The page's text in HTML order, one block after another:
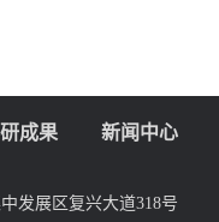
成果 新闻中心
发展区复兴大道318号